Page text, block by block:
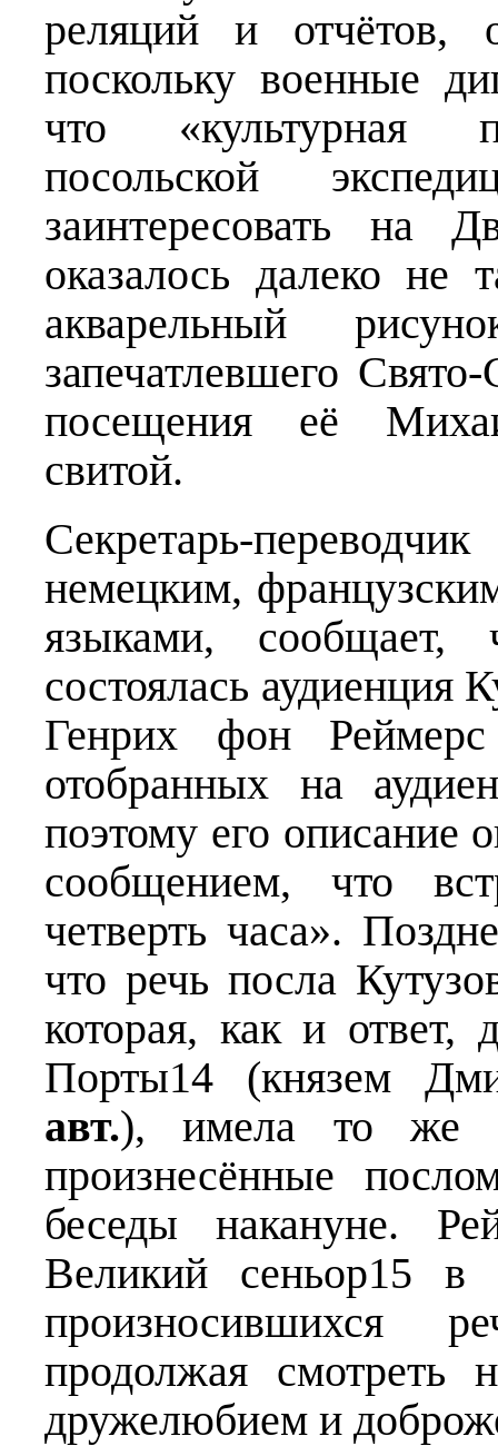
реляций и отчётов,
поскольку военные
что «культурная
посольской
заинтересовать на
оказалось далеко не
акварельный
запечатлевшего
посещения её
свитой.
Секретарь-
немецким,
языками,
состоялась аудиенция
Генрих фон
отобранных на
поэтому его описание
сообщением, что
четверть часа».
что речь посла
которая, как и ответ,
Порты14 (князем
авт.), имела то же
произнесённые
беседы накануне.
Великий сеньор15 в
произносившихся
продолжая смотреть
дружелюбием и